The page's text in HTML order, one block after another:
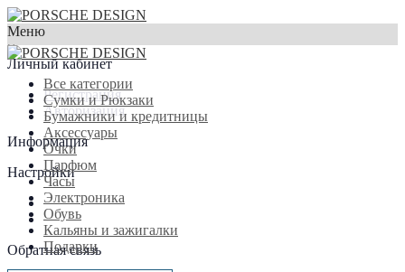
Меню
×
Личный кабинет
Регистрация
Авторизация
Информация
Настройки
Обратная связь
Все категории
Сумки и Рюкзаки
Бумажники и кредитницы
Аксессуары
Очки
Парфюм
Часы
Электроника
Обувь
Кальяны и зажигалки
Подарки